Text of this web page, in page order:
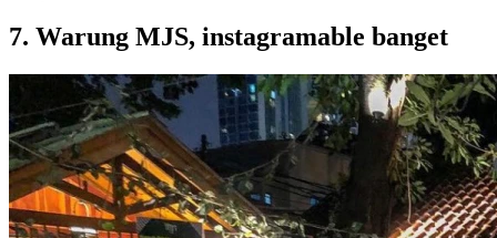
7. Warung MJS, instagramable banget